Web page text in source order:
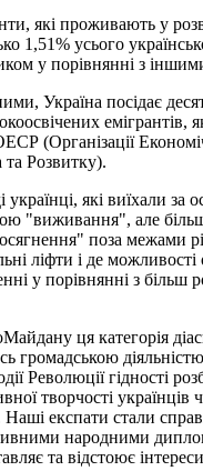
які проживають у
1,51% усього
у порівнянні з
Україна посідає
емігрантів,
(Організації
та Розвитку).
які виїхали за
"виживання", але
поза межами
ліфти і де можливості
у порівнянні з більш
ця категорія
громадською
Революції гідності
творчості українців
Наші експати стали
народними
та відстоює